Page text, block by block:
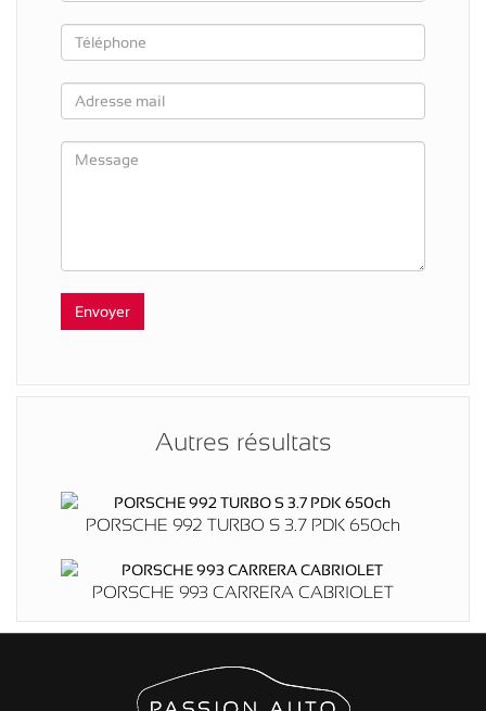
Autres résultats
PORSCHE 992 TURBO S 3.7 PDK 650ch
PORSCHE 993 CARRERA CABRIOLET